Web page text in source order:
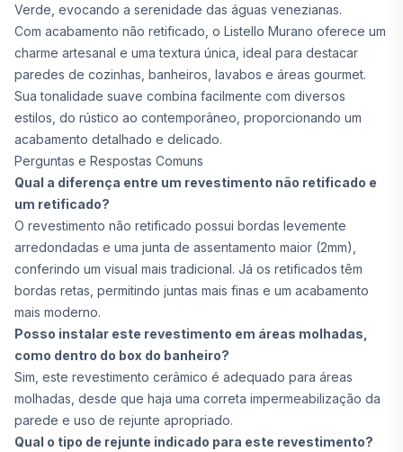
Verde, evocando a serenidade das águas venezianas.
Com acabamento não retificado, o Listello Murano oferece um
charme artesanal e uma textura única, ideal para destacar
paredes de cozinhas, banheiros, lavabos e áreas gourmet.
Sua tonalidade suave combina facilmente com diversos
estilos, do rústico ao contemporâneo, proporcionando um
acabamento detalhado e delicado.
Perguntas e Respostas Comuns
Qual a diferença entre um revestimento não retificado e
um retificado?
O revestimento não retificado possui bordas levemente
arredondadas e uma junta de assentamento maior (2mm),
conferindo um visual mais tradicional. Já os retificados têm
bordas retas, permitindo juntas mais finas e um acabamento
mais moderno.
Posso instalar este revestimento em áreas molhadas,
como dentro do box do banheiro?
Sim, este revestimento cerâmico é adequado para áreas
molhadas, desde que haja uma correta impermeabilização da
parede e uso de rejunte apropriado.
Qual o tipo de rejunte indicado para este revestimento?